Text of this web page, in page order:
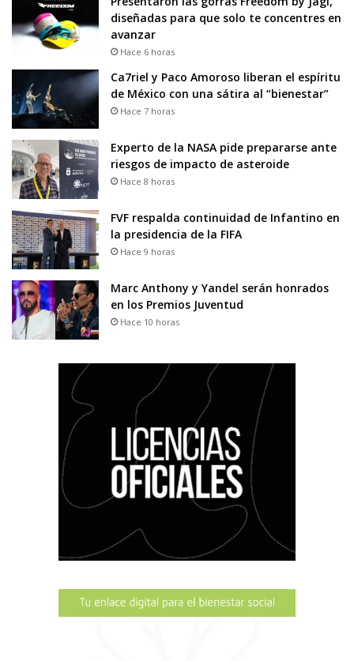
diseñadas para que solo te concentres en
avanzar
Hace 6 horas
Ca7riel y Paco Amoroso liberan el espíritu
de México con una sátira al “bienestar”
Hace 7 horas
Experto de la NASA pide prepararse ante
riesgos de impacto de asteroide
Hace 8 horas
FVF respalda continuidad de Infantino en
la presidencia de la FIFA
Hace 9 horas
Marc Anthony y Yandel serán honrados
en los Premios Juventud
Hace 10 horas